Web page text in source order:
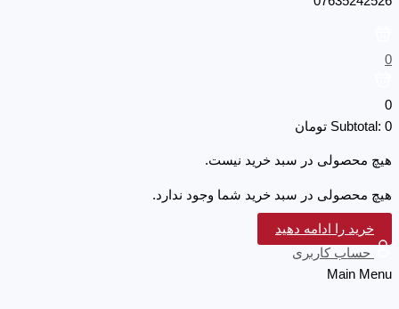
0
0
Subtotal: 0 تومان
هیچ محصولی در سبد خرید نیست.
هیچ محصولی در سبد خرید شما وجود ندارد.
خرید را ادامه دهید
حساب کاربری
Main Menu